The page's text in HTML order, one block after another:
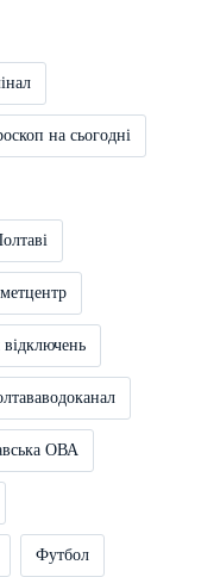
на сьогодні
ОВА
Футбол